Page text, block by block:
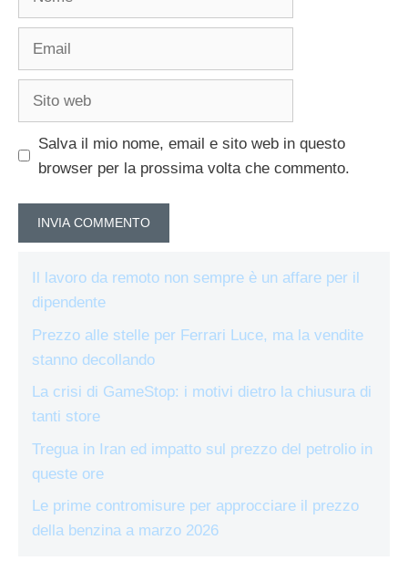
Email
Sito
Salva il mio nome, email e sito web in questo
browser per la prossima volta che commento.
Il lavoro da remoto non sempre è un affare per il
dipendente
Prezzo alle stelle per Ferrari Luce, ma la vendite
stanno decollando
La crisi di GameStop: i motivi dietro la chiusura di
tanti store
Tregua in Iran ed impatto sul prezzo del petrolio in
queste ore
Le prime contromisure per approcciare il prezzo
della benzina a marzo 2026